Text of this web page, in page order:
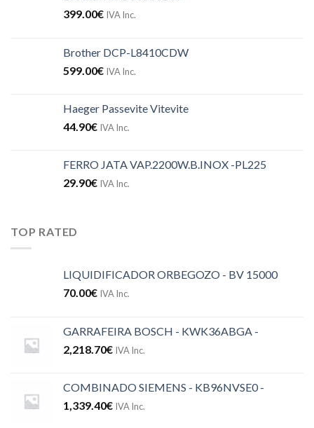
399.00€ IVA Inc.
Brother DCP-L8410CDW
599.00€ IVA Inc.
Haeger Passevite Vitevite
44.90€ IVA Inc.
FERRO JATA VAP.2200W.B.INOX -PL225
29.90€ IVA Inc.
TOP RATED
LIQUIDIFICADOR ORBEGOZO - BV 15000
70.00€ IVA Inc.
GARRAFEIRA BOSCH - KWK36ABGA -
2,218.70€ IVA Inc.
COMBINADO SIEMENS - KB96NVSE0 -
1,339.40€ IVA Inc.